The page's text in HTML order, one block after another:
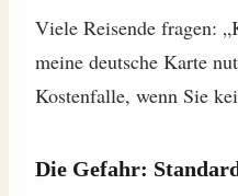
Viele Reisende fragen:
meine deutsche Karte
Kostenfalle, wenn Sie
Die Gefahr: